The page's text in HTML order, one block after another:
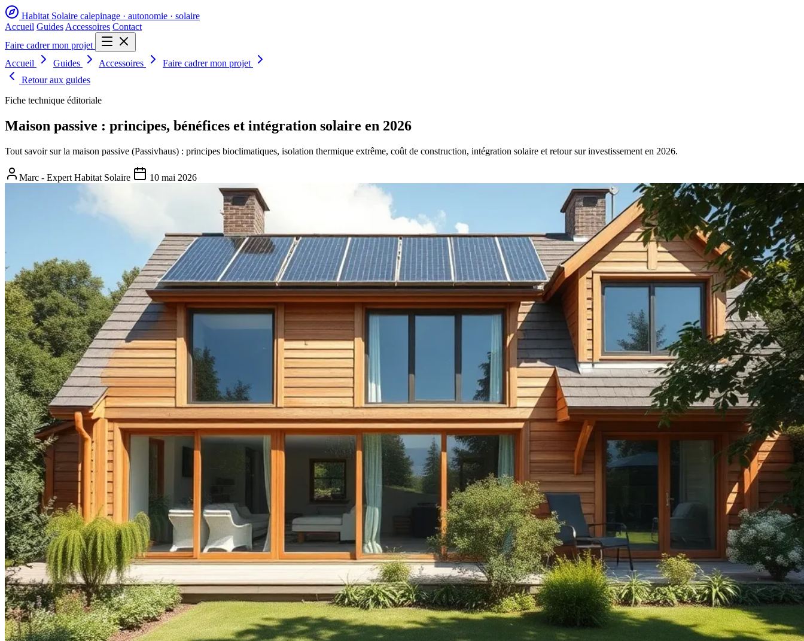
Habitat Solaire calepinage · autonomie · solaire
Accueil Guides Accessoires Contact
Faire cadrer mon projet
Accueil
Guides Accessoires
Faire cadrer mon projet
Retour aux guides
Fiche technique éditoriale
Maison passive : principes, bénéfices et intégration solaire en 2026
Tout savoir sur la maison passive (Passivhaus) : principes bioclimatiques, isolation thermique extrême, coût de construction, intégration solaire et retour sur investissement en 2026.
Marc - Expert Habitat Solaire 10 mai 2026